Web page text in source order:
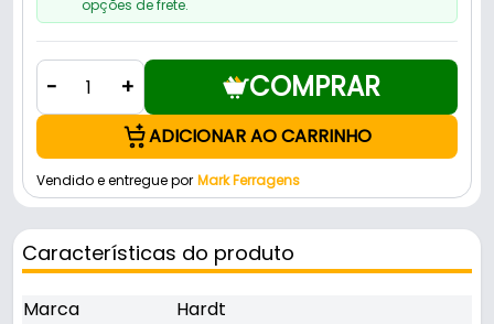
opções de frete.
- + COMPRAR
ADICIONAR AO CARRINHO
Vendido e entregue por Mark Ferragens
Características do produto
Marca
Hardt